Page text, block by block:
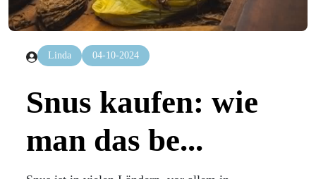
Linda 04-10-2024
Snus kaufen: wie
man das be...